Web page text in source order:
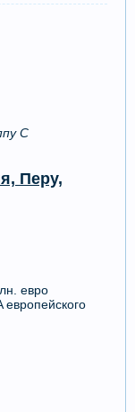
С
Перу,
евро
европейского